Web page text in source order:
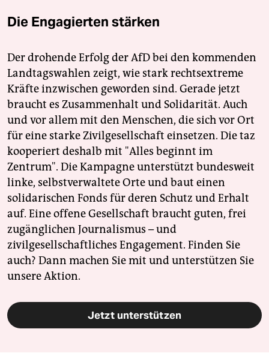
Die Engagierten stärken
Der drohende Erfolg der AfD bei den kommenden
Landtagswahlen zeigt, wie stark rechtsextreme
Kräfte inzwischen geworden sind. Gerade jetzt
braucht es Zusammenhalt und Solidarität. Auch
und vor allem mit den Menschen, die sich vor Ort
für eine starke Zivilgesellschaft einsetzen. Die taz
kooperiert deshalb mit "Alles beginnt im
Zentrum". Die Kampagne unterstützt bundesweit
linke, selbstverwaltete Orte und baut einen
solidarischen Fonds für deren Schutz und Erhalt
auf. Eine offene Gesellschaft braucht guten, frei
zugänglichen Journalismus – und
zivilgesellschaftliches Engagement. Finden Sie
auch? Dann machen Sie mit und unterstützen Sie
unsere Aktion.
Jetzt unterstützen